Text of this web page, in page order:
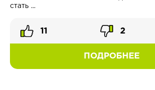
стать ...
ПОДРОБНЕЕ
11 2